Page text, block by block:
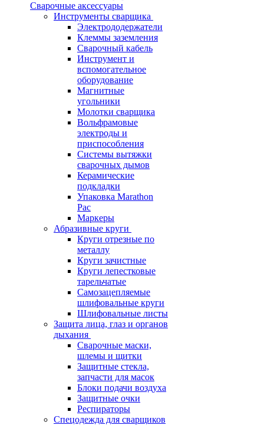
Сварочные аксессуары
Инструменты сварщика
Электрододержатели
Клеммы заземления
Сварочный кабель
Инструмент и
вспомогательное
оборудование
Магнитные
угольники
Молотки сварщика
Вольфрамовые
электроды и
приспособления
Системы вытяжки
сварочных дымов
Керамические
подкладки
Упаковка Marathon
Pac
Маркеры
Абразивные круги
Круги отрезные по
металлу
Круги зачистные
Круги лепестковые
тарельчатые
Самозацепляемые
шлифовальные круги
Шлифовальные листы
Защита лица, глаз и органов
дыхания
Сварочные маски,
шлемы и щитки
Защитные стекла,
запчасти для масок
Блоки подачи воздуха
Защитные очки
Респираторы
Спецодежда для сварщиков